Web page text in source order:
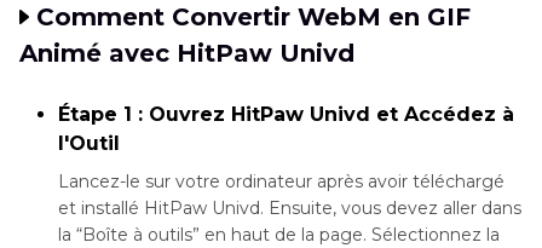
Comment Convertir WebM en GIF
Animé avec HitPaw Univd
Étape 1 : Ouvrez HitPaw Univd et Accédez à
l'Outil
Lancez-le sur votre ordinateur après avoir téléchargé
et installé HitPaw Univd. Ensuite, vous devez aller dans
la “Boîte à outils” en haut de la page. Sélectionnez la